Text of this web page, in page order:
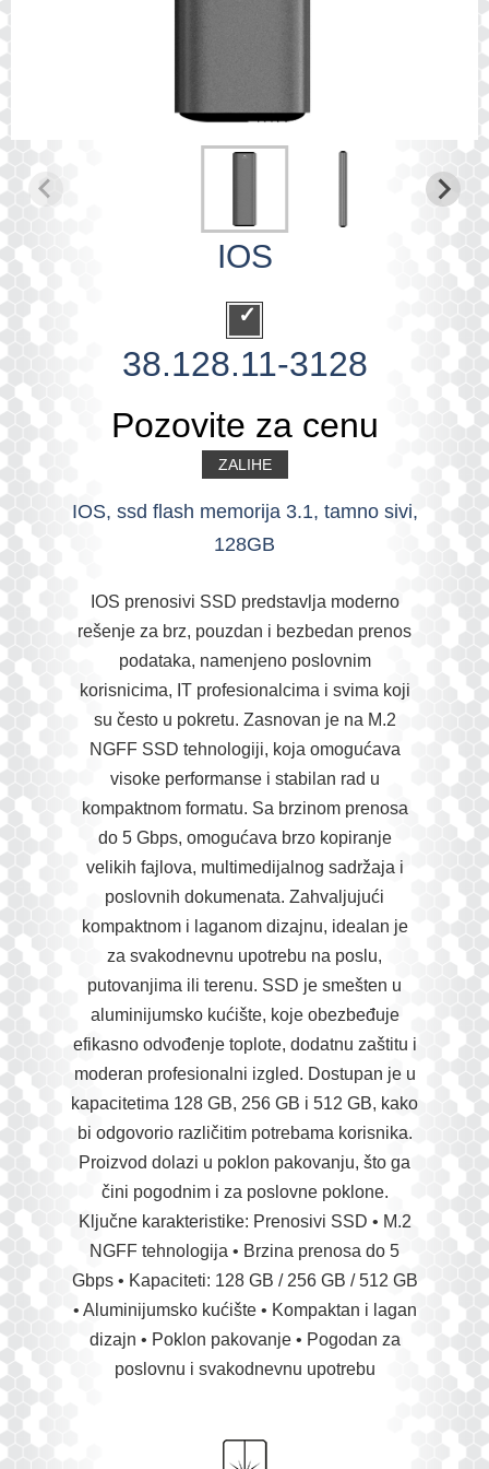
IOS
38.128.11-3128
Pozovite za cenu
ZALIHE
IOS, ssd flash memorija 3.1, tamno sivi,
128GB
IOS prenosivi SSD predstavlja moderno
rešenje za brz, pouzdan i bezbedan prenos
podataka, namenjeno poslovnim
korisnicima, IT profesionalcima i svima koji
su često u pokretu. Zasnovan je na M.2
NGFF SSD tehnologiji, koja omogućava
visoke performanse i stabilan rad u
kompaktnom formatu. Sa brzinom prenosa
do 5 Gbps, omogućava brzo kopiranje
velikih fajlova, multimedijalnog sadržaja i
poslovnih dokumenata. Zahvaljujući
kompaktnom i laganom dizajnu, idealan je
za svakodnevnu upotrebu na poslu,
putovanjima ili terenu. SSD je smešten u
aluminijumsko kućište, koje obezbeđuje
efikasno odvođenje toplote, dodatnu zaštitu i
moderan profesionalni izgled. Dostupan je u
kapacitetima 128 GB, 256 GB i 512 GB, kako
bi odgovorio različitim potrebama korisnika.
Proizvod dolazi u poklon pakovanju, što ga
čini pogodnim i za poslovne poklone.
Ključne karakteristike: Prenosivi SSD • M.2
NGFF tehnologija • Brzina prenosa do 5
Gbps • Kapaciteti: 128 GB / 256 GB / 512 GB
• Aluminijumsko kućište • Kompaktan i lagan
dizajn • Poklon pakovanje • Pogodan za
poslovnu i svakodnevnu upotrebu